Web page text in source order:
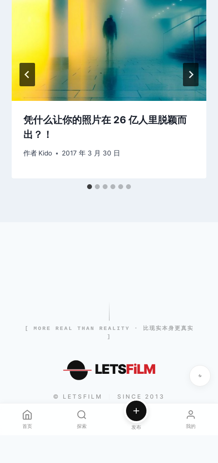
凭什么让你的照片在 26 亿人里脱颖而
出？！
作者 Kido 2017 年 3 月 30 日
[ MORE REAL THAN REALITY · 比现实本身更真实
]
LETSFiLM
© LETSFILM SINCE 2013
首页 探索 发布 我的